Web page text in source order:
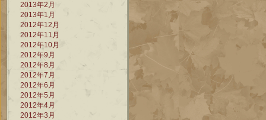
2013年2月
2013年1月
2012年12月
2012年11月
2012年10月
2012年9月
2012年8月
2012年7月
2012年6月
2012年5月
2012年4月
2012年3月